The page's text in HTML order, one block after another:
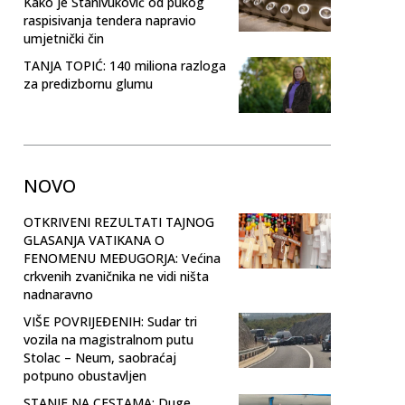
raspisivanja tendera napravio
umjetnički čin
TANJA TOPIĆ: 140 miliona razloga
za predizbornu glumu
NOVO
OTKRIVENI REZULTATI TAJNOG
GLASANJA VATIKANA O
FENOMENU MEĐUGORJA: Većina
crkvenih zvaničnika ne vidi ništa
nadnaravno
VIŠE POVRIJEĐENIH: Sudar tri
vozila na magistralnom putu
Stolac – Neum, saobraćaj
potpuno obustavljen